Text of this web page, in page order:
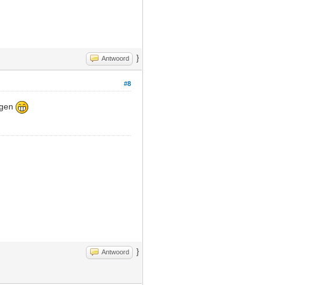
Antwoord }
#8
Antwoord }